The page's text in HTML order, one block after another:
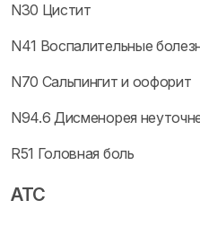
N30 Цистит
N41 Воспалительные
N70 Сальпингит и оофорит
N94.6 Дисменорея
R51 Головная боль
ATC